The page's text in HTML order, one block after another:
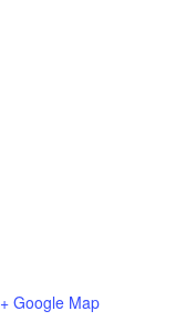
+ Google Map